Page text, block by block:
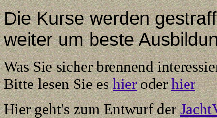
Die Kurse werden
weiter um beste
Was Sie sicher brennend
Bitte lesen Sie eshieroderhier
Hier geht's zum Entwurf der